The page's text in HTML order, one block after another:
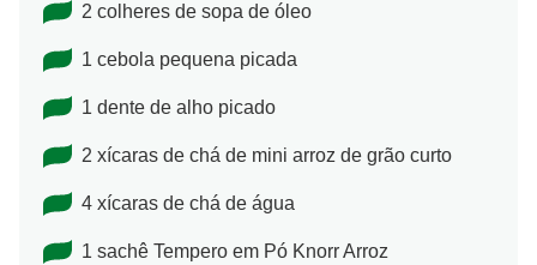
2 colheres de sopa de óleo
1 cebola pequena picada
1 dente de alho picado
2 xícaras de chá de mini arroz de grão curto
4 xícaras de chá de água
1 sachê Tempero em Pó Knorr Arroz